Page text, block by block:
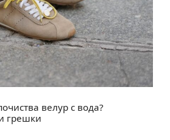
велур с вода?
грешки